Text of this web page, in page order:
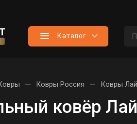
Каталог
— Ковры Россия — Ковры
ковёр